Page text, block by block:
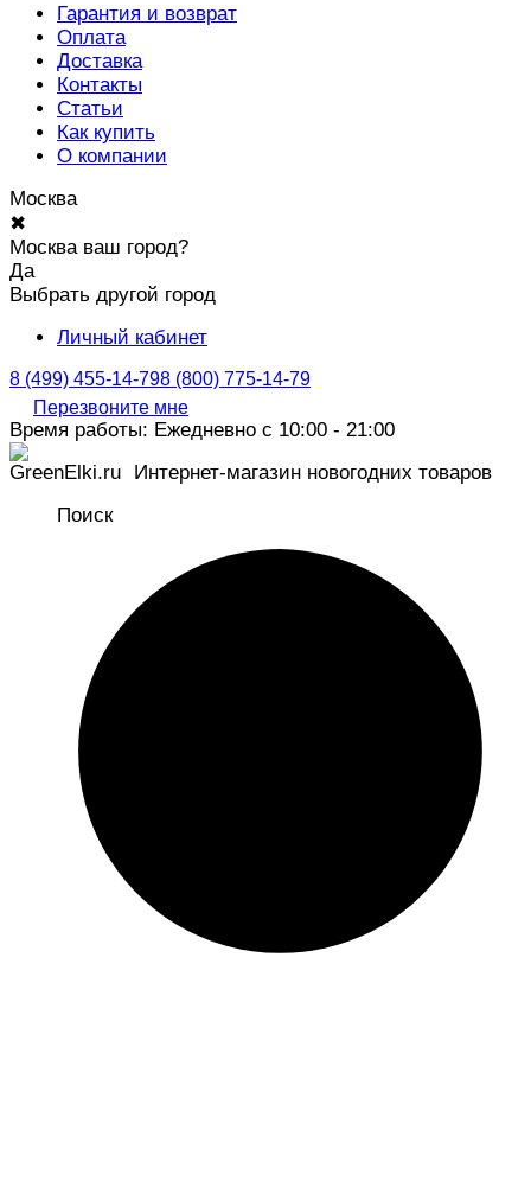
Гарантия и возврат
Оплата
Доставка
Контакты
Статьи
Как купить
О компании
Москва
✖
Москва ваш город?
Да
Выбрать другой город
Личный кабинет
8 (499) 455-14-798 (800) 775-14-79
Перезвоните мне
Время работы: Ежедневно с 10:00 - 21:00
Интернет-магазин новогодних товаров
Поиск